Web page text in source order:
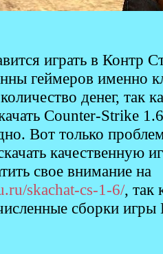
играть в Контр
геймеров именно
денег, так
Counter-Strike
Вот только
качественную
свое внимание на
skachat-cs-1-6/, так
сборки